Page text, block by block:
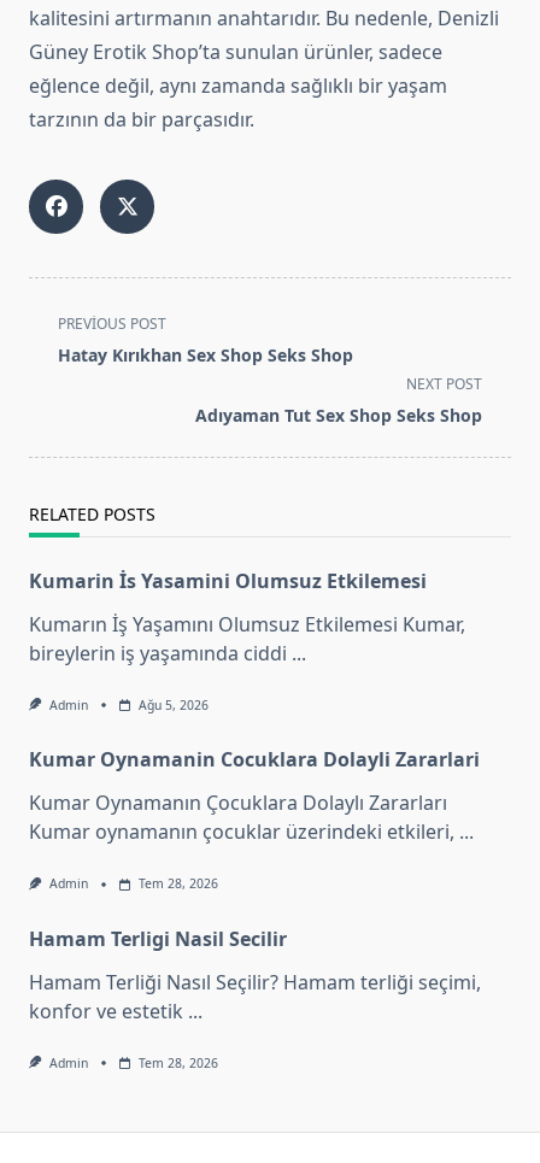
kalitesini artırmanın anahtarıdır. Bu nedenle, Denizli
Güney Erotik Shop’ta sunulan ürünler, sadece
eğlence değil, aynı zamanda sağlıklı bir yaşam
tarzının da bir parçasıdır.
<span
class="nav-
text">Page</span>
PREVIOUS POST
Hatay Kırıkhan Sex Shop Seks Shop
NEXT POST
Adıyaman Tut Sex Shop Seks Shop
RELATED POSTS
Kumarin İs Yasamini Olumsuz Etkilemesi
Kumarın İş Yaşamını Olumsuz Etkilemesi Kumar,
bireylerin iş yaşamında ciddi ...
Admin Ağu 5, 2026
Kumar Oynamanin Cocuklara Dolayli Zararlari
Kumar Oynamanın Çocuklara Dolaylı Zararları
Kumar oynamanın çocuklar üzerindeki etkileri, ...
Admin Tem 28, 2026
Hamam Terligi Nasil Secilir
Hamam Terliği Nasıl Seçilir? Hamam terliği seçimi,
konfor ve estetik ...
Admin Tem 28, 2026